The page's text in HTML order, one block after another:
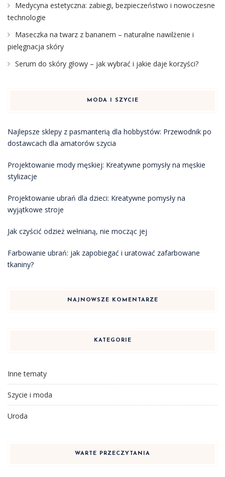
Medycyna estetyczna: zabiegi, bezpieczeństwo i nowoczesne
technologie
Maseczka na twarz z bananem – naturalne nawilżenie i
pielęgnacja skóry
Serum do skóry głowy – jak wybrać i jakie daje korzyści?
MODA I SZYCIE
Najlepsze sklepy z pasmanterią dla hobbystów: Przewodnik po
dostawcach dla amatorów szycia
Projektowanie mody męskiej: Kreatywne pomysły na męskie
stylizacje
Projektowanie ubrań dla dzieci: Kreatywne pomysły na
wyjątkowe stroje
Jak czyścić odzież wełnianą, nie mocząc jej
Farbowanie ubrań: jak zapobiegać i uratować zafarbowane
tkaniny?
NAJNOWSZE KOMENTARZE
KATEGORIE
Inne tematy
Szycie i moda
Uroda
WARTE PRZECZYTANIA